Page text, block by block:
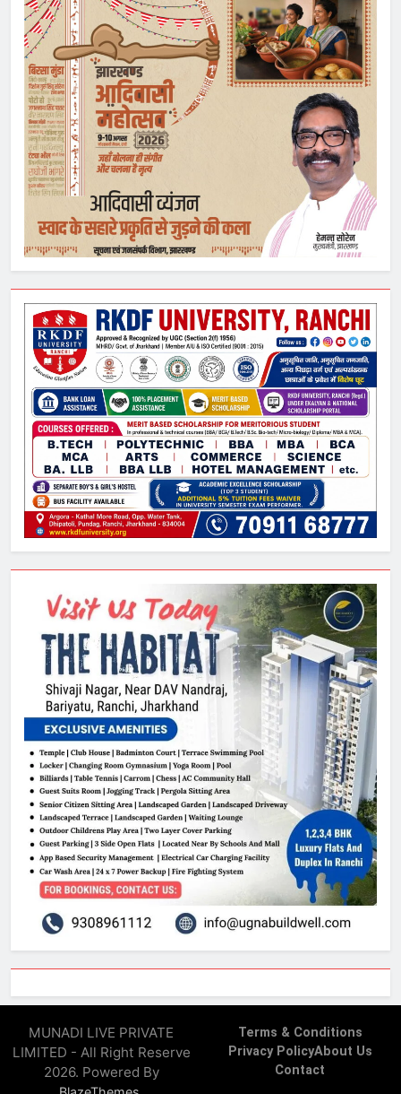
MUNADI LIVE PRIVATE
LIMITED - All Right Reserve
2026. Powered By
Terms & Conditions
Privacy PolicyAbout Us
Contact